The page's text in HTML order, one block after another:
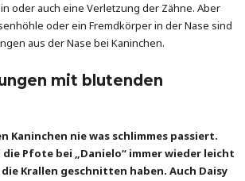
oder auch eine Verletzung der Zähne. Aber
oder ein Fremdkörper in der Nase sind
aus der Nase bei Kaninchen.
mit blutenden
Kaninchen nie was schlimmes passiert.
Pfote bei „Danielo“ immer wieder leicht
Krallen geschnitten haben. Auch Daisy